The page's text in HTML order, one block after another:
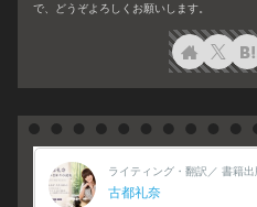
で、どうぞよろしくお願いします。